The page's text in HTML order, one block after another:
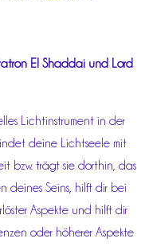
El Shaddai und Lord
Lichtinstrument in der
deine Lichtseele mit
bzw. trägt sie dorthin, das
deines Seins, hilft dir bei
Aspekte und hilft dir
oder höherer Aspekte